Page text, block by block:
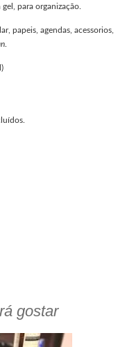
para organização.
papeis, agendas, acessorios,
gostar